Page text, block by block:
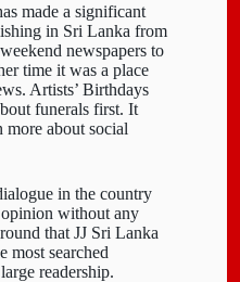
made a significant
in Sri Lanka from
newspapers to
time it was a place
Artists’ Birthdays
funerals first. It
more about social
in the country
opinion without any
that JJ Sri Lanka
most searched
readership.